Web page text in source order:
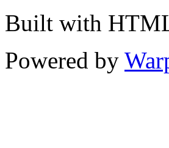
Built with
Powered by